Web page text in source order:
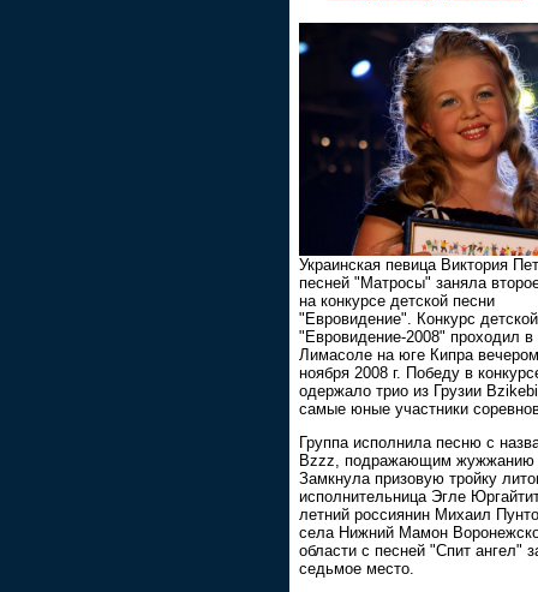
Украинская певица Виктория
песней "Матросы" заняла
на конкурсе детской песни
"Евровидение". Конкурс
"Евровидение-2008" проходил в
Лимасоле на юге Кипра
ноября 2008 г. Победу в
одержало трио из Грузии
самые юные участники
Группа исполнила песню с
Bzzz, подражающим
Замкнула призовую тройку
исполнительница Эгле
летний россиянин Михаил
села Нижний Мамон
области с песней "Спит ангел"
седьмое место.